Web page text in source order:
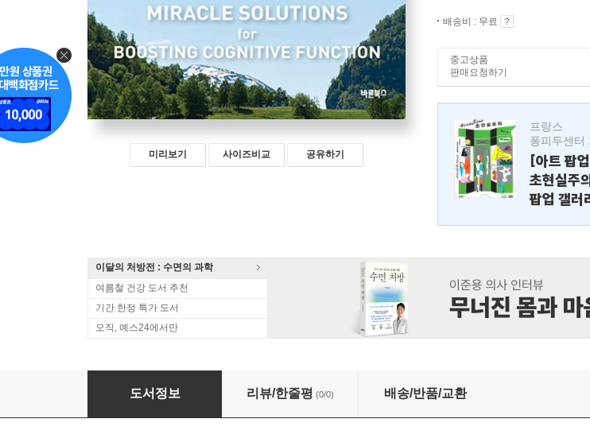
미리보기 사이즈비교 공유하기
배송비 : 무료
중고상품
판매요청하기
프랑스
퐁피두센터
[아트 팝
초현실주
팝업 갤러
이달의 처방전 : 수면의 과학
여름철 건강 도서 추천
기간 한정 특가 도서
오직, 예스24에서만
인지기능이 약해지는 증상엔 이렇게 운동해야 한다
도서정보 리뷰/한줄평 (0/0) 배송/반품/교환